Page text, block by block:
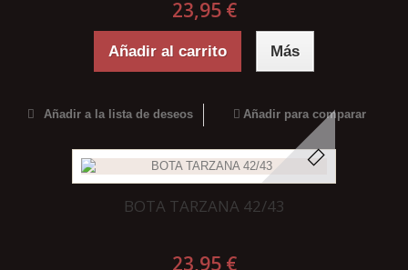
23,95 €
Añadir al carrito Más
Añadir a la lista de deseos Añadir para comparar
BOTA TARZANA 42/43
23,95 €